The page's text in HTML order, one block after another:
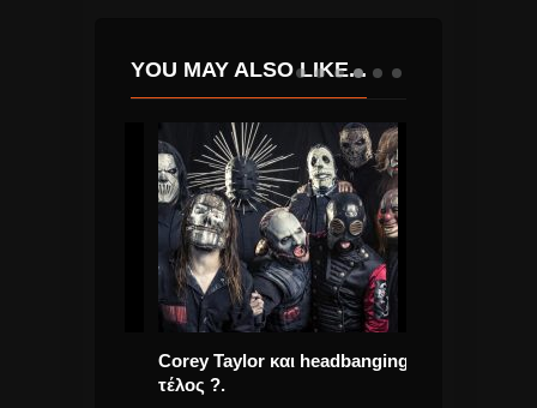
YOU MAY ALSO LIKE...
Corey Taylor και headbanging
τέλος ?.